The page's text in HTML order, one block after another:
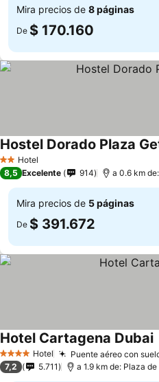
Mira precios de 8 páginas
De $ 170.160
2 Estrellas
Hotel
Hostel Dorado Plaza
8,5 Excelente 914 a 0.6 km
Mira precios de 5 páginas
De $ 391.672
4 EstrellasHotel Puente aéreo con
Hotel Cartagena Dubai
7,2 5.711 a 1.9 km de: Plaza